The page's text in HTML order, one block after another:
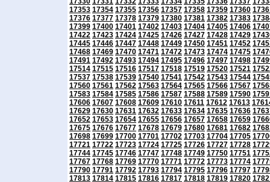
17353 17354 17355 17356 17357 17358 17359 17360
17376 17377 17378 17379 17380 17381 17382 17383
17399 17400 17401 17402 17403 17404 17405 17406
17422 17423 17424 17425 17426 17427 17428 17429
17445 17446 17447 17448 17449 17450 17451 17452
17468 17469 17470 17471 17472 17473 17474 17475
17491 17492 17493 17494 17495 17496 17497 17498
17514 17515 17516 17517 17518 17519 17520 17521
17537 17538 17539 17540 17541 17542 17543 17544
17560 17561 17562 17563 17564 17565 17566 17567
17583 17584 17585 17586 17587 17588 17589 17590
17606 17607 17608 17609 17610 17611 17612 17613
17629 17630 17631 17632 17633 17634 17635 17636
17652 17653 17654 17655 17656 17657 17658 17659
17675 17676 17677 17678 17679 17680 17681 17682
17698 17699 17700 17701 17702 17703 17704 17705
17721 17722 17723 17724 17725 17726 17727 17728
17744 17745 17746 17747 17748 17749 17750 17751
17767 17768 17769 17770 17771 17772 17773 17774
17790 17791 17792 17793 17794 17795 17796 17797
17813 17814 17815 17816 17817 17818 17819 17820